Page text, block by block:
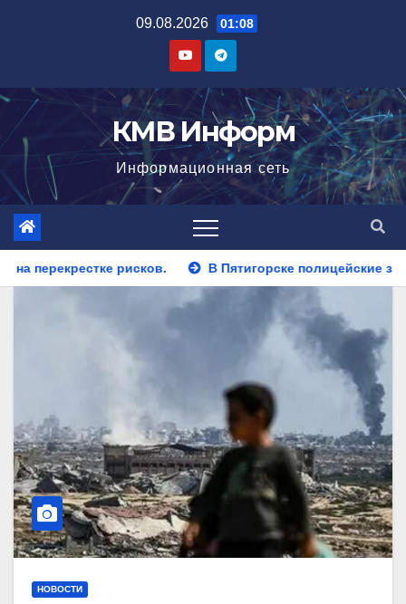
09.08.2026 01:08
КМВ Информ
Информационная сеть
В Пятигорске полицейские задержали закладчика,
НОВОСТИ